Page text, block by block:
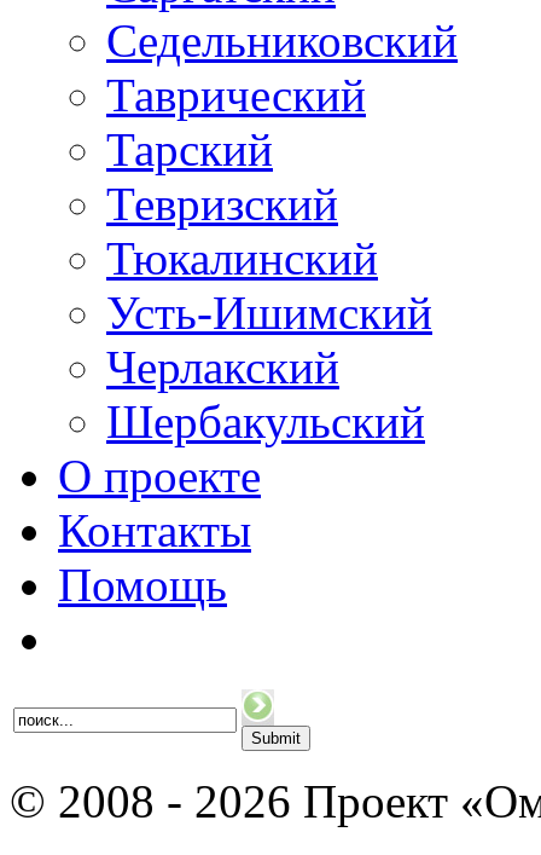
Седельниковский
Таврический
Тарский
Тевризский
Тюкалинский
Усть-Ишимский
Черлакский
Шербакульский
О проекте
Контакты
Помощь
© 2008 - 2026 Проект